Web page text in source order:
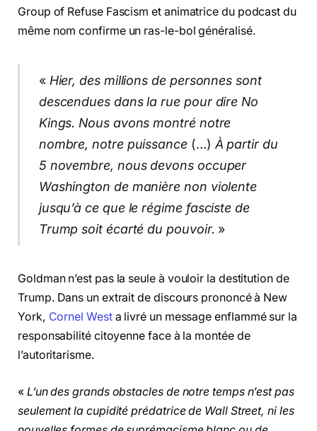
Group of Refuse Fascism et animatrice du podcast du
même nom confirme un ras-le-bol généralisé.
« Hier, des millions de personnes sont
descendues dans la rue pour dire No
Kings. Nous avons montré notre
nombre, notre puissance(…) À partir du
5 novembre, nous devons occuper
Washington de manière non violente
jusqu’à ce que le régime fasciste de
Trump soit écarté du pouvoir. »
Goldman n’est pas la seule à vouloir la destitution de
Trump. Dans un extrait de discours prononcé à New
York, Cornel Westa livré un message enflammé sur la
responsabilité citoyenne face à la montée de
l’autoritarisme.
« L’un des grands obstacles de notre temps n’est pas
seulement la cupidité prédatrice de Wall Street, ni les